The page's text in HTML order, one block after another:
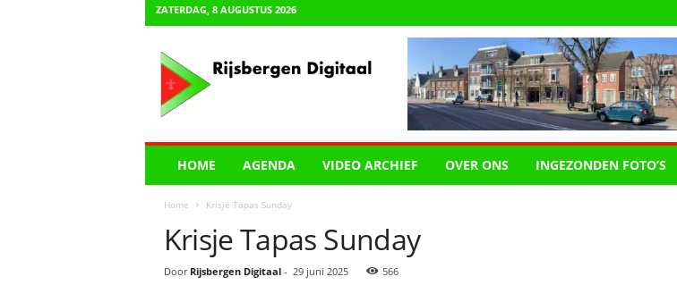
ZATERDAG, 8 AUGUSTUS 2026
HOME AGENDA VIDEO ARCHIEF OVER ONS INGEZONDEN FOTO’S
Home Krisje Tapas Sunday
Krisje Tapas Sunday
Door Rijsbergen Digitaal- 29 juni 2025 566